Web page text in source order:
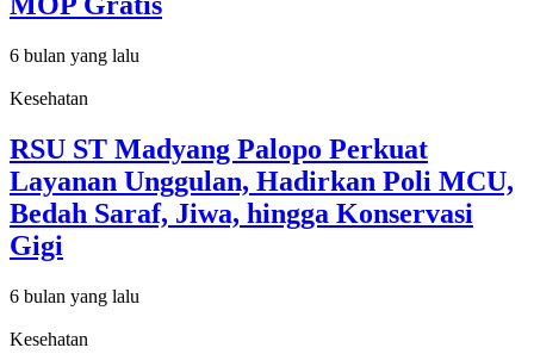
6 bulan yang lalu
Kesehatan
RSU ST Madyang Palopo Perkuat
Layanan Unggulan, Hadirkan Poli MCU,
Bedah Saraf, Jiwa, hingga Konservasi
Gigi
6 bulan yang lalu
Kesehatan